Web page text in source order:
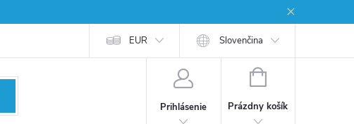
EUR Slovenčina
Prihlásenie
NÁKUPNÝ
Prázdny košík